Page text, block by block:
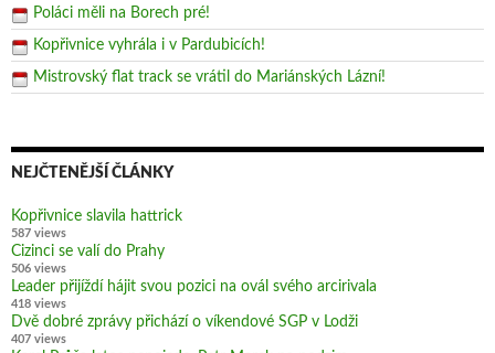
Poláci měli na Borech pré!
Kopřivnice vyhrála i v Pardubicích!
Mistrovský flat track se vrátil do Mariánských Lázní!
NEJČTENĚJŠÍ ČLÁNKY
Kopřivnice slavila hattrick
587 views
Cizinci se valí do Prahy
506 views
Leader přijíždí hájit svou pozici na ovál svého arcirivala
418 views
Dvě dobré zprávy přichází o víkendové SGP v Lodži
407 views